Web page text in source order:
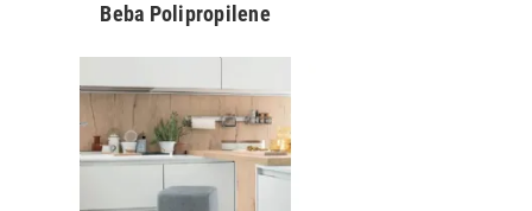
Beba Polipropilene